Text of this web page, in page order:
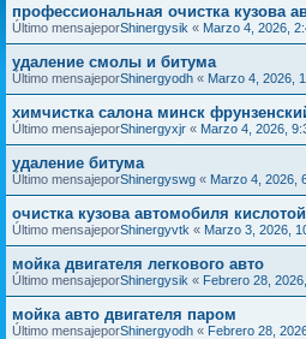
профессиональная очистка кузова
Último mensajeporShinergysik « Marzo 4, 2026,
удаление смолы и битума
Último mensajeporShinergyodh « Marzo 4, 2026,
химчистка салона минск
Último mensajeporShinergyxjr « Marzo 4, 2026,
удаление битума
Último mensajeporShinergyswg « Marzo 4, 2026,
очистка кузова автомобиля кислотой
Último mensajeporShinergyvtk « Marzo 3, 2026,
мойка двигателя легкового авто
Último mensajeporShinergysik « Febrero 28,
мойка авто двигателя паром
Último mensajeporShinergyodh « Febrero 28,